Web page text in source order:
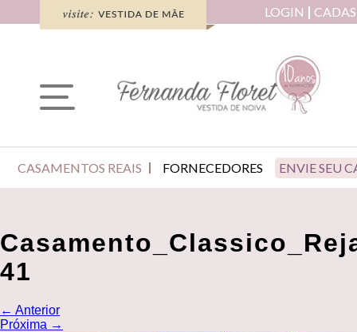
LOGIN
CASAMENTOS REAIS FORNECEDORES ENVIE SEU
41
← Anterior
Próxima →